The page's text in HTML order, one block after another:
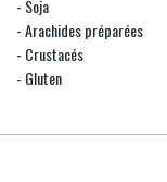
- Soja
- Arachides préparées
- Crustacés
- Gluten